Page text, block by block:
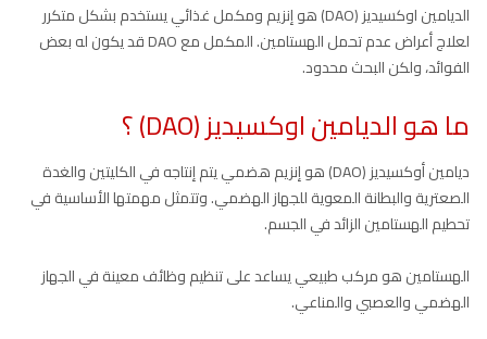
الديامين اوكسيديز (DAO) هو إنزيم ومكمل غذائي يستخدم بشكل متكرر
لعلاج أعراض عدم تحمل الهستامين. المكمل مع DAO قد يكون له بعض
الفوائد، ولكن البحث محدود.
ما هو الديامين اوكسيديز (DAO) ؟
ديامين أوكسيديز (DAO) هو إنزيم هضمي يتم إنتاجه في الكليتين والغدة
الصعترية والبطانة المعوية للجهاز الهضمي. وتتمثل مهمتها الأساسية في
تحطيم الهستامين الزائد في الجسم.
الهستامين هو مركب طبيعي يساعد على تنظيم وظائف معينة في الجهاز
الهضمي والعصبي والمناعي.